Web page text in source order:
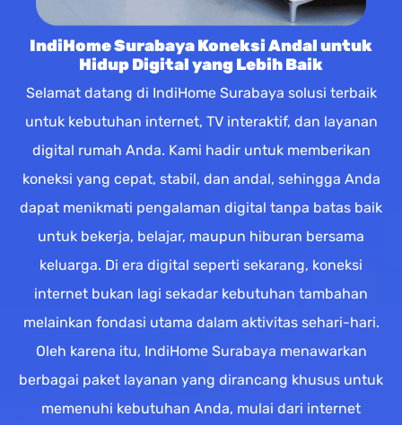
IndiHome Surabaya Koneksi Andal untuk
Hidup Digital yang Lebih Baik
Selamat datang di IndiHome Surabaya solusi terbaik
untuk kebutuhan internet, TV interaktif, dan layanan
digital rumah Anda. Kami hadir untuk memberikan
koneksi yang cepat, stabil, dan andal, sehingga Anda
dapat menikmati pengalaman digital tanpa batas baik
untuk bekerja, belajar, maupun hiburan bersama
keluarga. Di era digital seperti sekarang, koneksi
internet bukan lagi sekadar kebutuhan tambahan
melainkan fondasi utama dalam aktivitas sehari-hari.
Oleh karena itu, IndiHome Surabaya menawarkan
berbagai paket layanan yang dirancang khusus untuk
memenuhi kebutuhan Anda, mulai dari internet